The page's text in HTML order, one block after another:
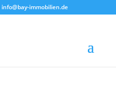
info@bay-immobilien.de
OG
2026